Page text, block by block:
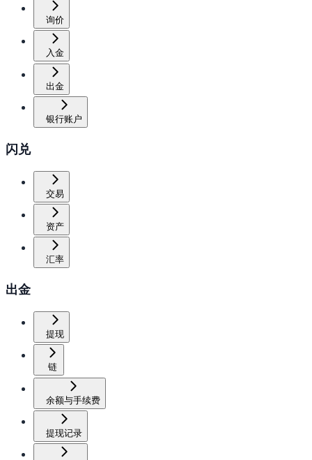
询价
入金
出金
银行账户
闪兑
交易
资产
汇率
出金
提现
链
余额与手续费
提现记录